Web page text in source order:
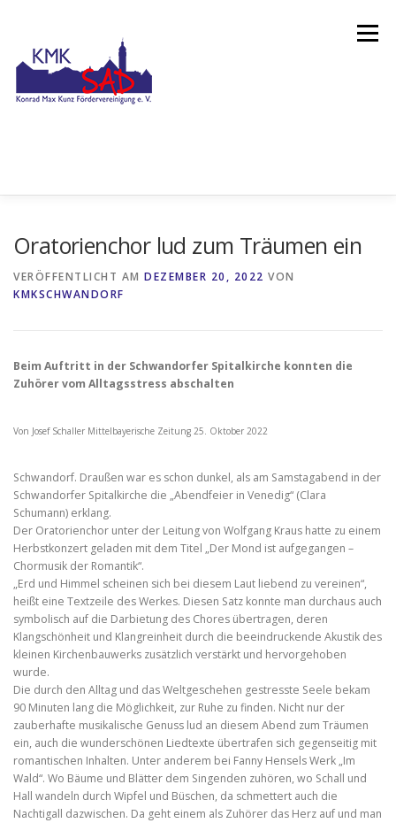
Menü
AKTUELLES ÜBER UNS
KONTAKT IMPRESSUM DATENSCHUTZERKLÄRUNG
Oratorienchor lud zum Träumen ein
VERÖFFENTLICHT AM DEZEMBER 20, 2022 VON
KMKSCHWANDORF
Beim Auftritt in der Schwandorfer Spitalkirche konnten die
Zuhörer vom Alltagsstress abschalten
Von Josef Schaller Mittelbayerische Zeitung 25. Oktober 2022
Schwandorf. Draußen war es schon dunkel, als am Samstagabend in der
Schwandorfer Spitalkirche die „Abendfeier in Venedig“ (Clara
Schumann) erklang.
Der Oratorienchor unter der Leitung von Wolfgang Kraus hatte zu einem
Herbstkonzert geladen mit dem Titel „Der Mond ist aufgegangen –
Chormusik der Romantik“.
„Erd und Himmel scheinen sich bei diesem Laut liebend zu vereinen“,
heißt eine Textzeile des Werkes. Diesen Satz konnte man durchaus auch
symbolisch auf die Darbietung des Chores übertragen, deren
Klangschönheit und Klangreinheit durch die beeindruckende Akustik des
kleinen Kirchenbauwerks zusätzlich verstärkt und hervorgehoben
wurde.
Die durch den Alltag und das Weltgeschehen gestresste Seele bekam
90 Minuten lang die Möglichkeit, zur Ruhe zu finden. Nicht nur der
zauberhafte musikalische Genuss lud an diesem Abend zum Träumen
ein, auch die wunderschönen Liedtexte übertrafen sich gegenseitig mit
romantischen Inhalten. Unter anderem bei Fanny Hensels Werk „Im
Wald“. Wo Bäume und Blätter dem Singenden zuhören, wo Schall und
Hall wandeln durch Wipfel und Büschen, da schmettert auch die
Nachtigall dazwischen. Da geht einem als Zuhörer das Herz auf und man